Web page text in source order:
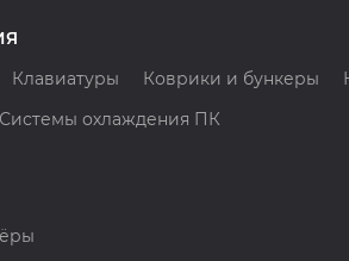
Клавиатуры Коврики и бункеры
Системы охлаждения ПК